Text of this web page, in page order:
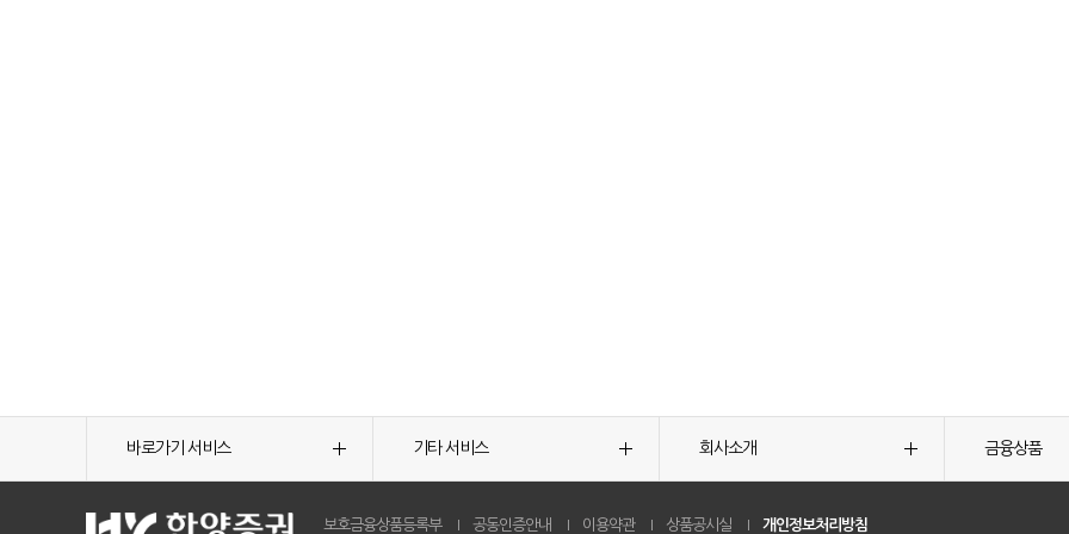
바로가기 서비스 기타 서비스 회사소개 금융상품
보호금융상품등록부 공동인증안내 이용약관 상품공시실 개인정보처리방침